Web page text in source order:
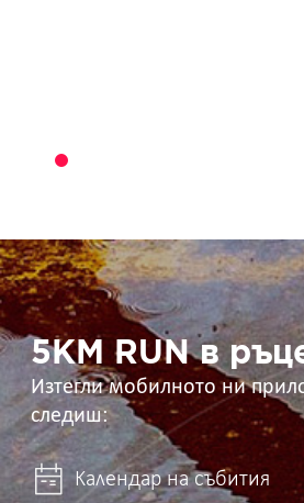
5KM
RUN
в
ръцете
ти 5KM RUN в
Изтегли мобилното ни
следиш:
Календар на събития